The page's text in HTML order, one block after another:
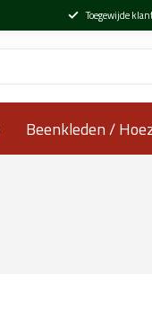
Toegewijde
Beenkleden /